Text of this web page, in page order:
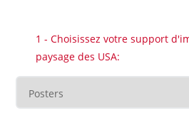
1 - Choisissez votre support
paysage des USA: